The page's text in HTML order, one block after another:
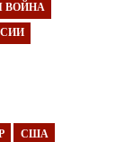
ВОЙНА
США